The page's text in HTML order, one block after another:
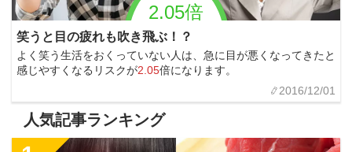
2.05倍
笑うと目の疲れも吹き飛ぶ！？
よく笑う生活をおくっていない人は、急に目が悪くなってきたと
感じやすくなるリスクが2.05倍になります。
2016/12/01
人気記事ランキング